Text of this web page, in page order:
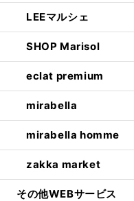
LEEマルシェ
SHOP Marisol
eclat premium
mirabella
mirabella homme
zakka market
その他WEBサービス